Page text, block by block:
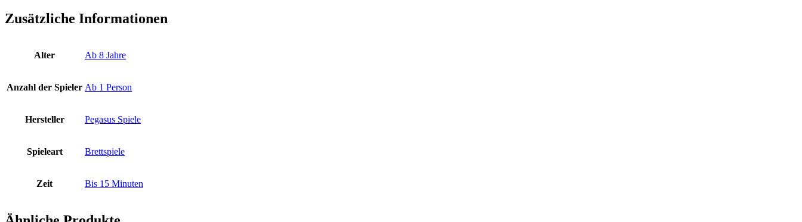
Zusätzliche Informationen
Alter Ab 8 Jahre
Anzahl der Spieler Ab 1 Person
Hersteller Pegasus Spiele
Spieleart Brettspiele
Zeit Bis 15 Minuten